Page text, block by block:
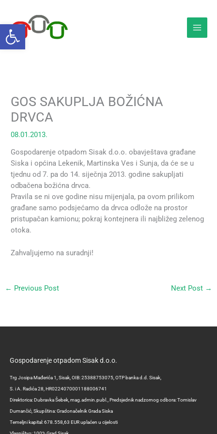
Open toolbar
content
GOS SAKUPLJA BOŽIĆNA
DRVCA
08.01.2013.
Gospodarenje otpadom Sisak d.o.o. obavještava građane
Siska i općina Lekenik, Martinska Ves i Sunja, da će se u
tjednu od 7. pa do 14. siječnja 2013. godine sakupljati
odbačena božićna drvca.
Pravila se ni ove godine nisu mijenjala, pa ovom prilikom
građane samo podsjećamo da drvca odlože na prostor
pristupačan kamionu; pokraj kontejnera ili najbližeg zelenog
otoka.
Zahvaljujemo na suradnji!
← Previous Post Next Post →
Gospodarenje otpadom Sisak d.o.o.
Trg Josipa Mađerića 1, Sisak, OIB: 25388753075, OTP banka d.d. Sisak,
S. i A. Radića 28, HR0224070001188006741
Direktorica: Dubravka Šebek, mag.admin.publ., Predsjednik nadzornog odbora: Tomislav
Dumančić, Skupština: Gradonačelnik Grada Siska
Temeljni kapital: 678.558,63 EUR uplaćen u cijelosti